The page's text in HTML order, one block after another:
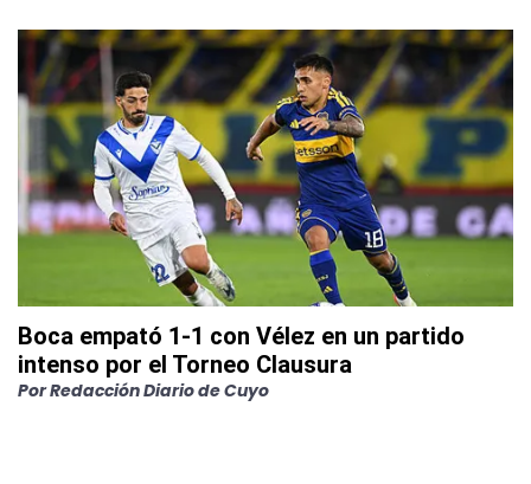
Boca empató 1-1 con Vélez en un partido
intenso por el Torneo Clausura
PorRedacción Diario de Cuyo